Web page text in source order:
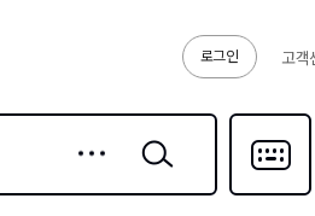
로그인 고객
검색
다국어입력